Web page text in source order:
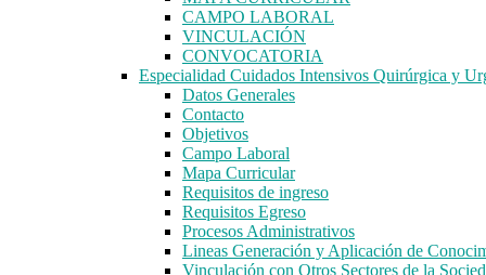
CAMPO LABORAL
VINCULACIÓN
CONVOCATORIA
Especialidad Cuidados Intensivos Quirúrgica y
Datos Generales
Contacto
Objetivos
Campo Laboral
Mapa Curricular
Requisitos de ingreso
Requisitos Egreso
Procesos Administrativos
Lineas Generación y Aplicación de
Vinculación con Otros Sectores de la